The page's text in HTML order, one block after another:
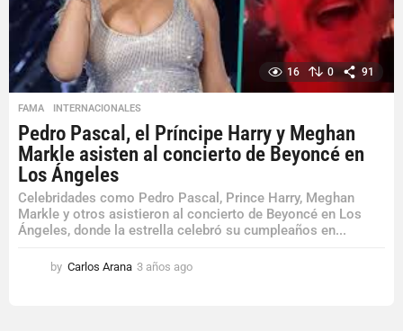
16 0 91
FAMA ,INTERNACIONALES
Pedro Pascal, el Príncipe Harry y Meghan
Markle asisten al concierto de Beyoncé en
Los Ángeles
Celebridades como Pedro Pascal, Prince Harry, Meghan
Markle y otros asistieron al concierto de Beyoncé en Los
Ángeles, donde la estrella celebró su cumpleaños en...
by Carlos Arana 3 años ago